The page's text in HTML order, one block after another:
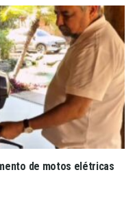
de motos elétricas